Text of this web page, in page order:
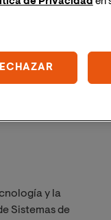
ATT&CK...
Asesor en
y sus
y la
Sistemas de